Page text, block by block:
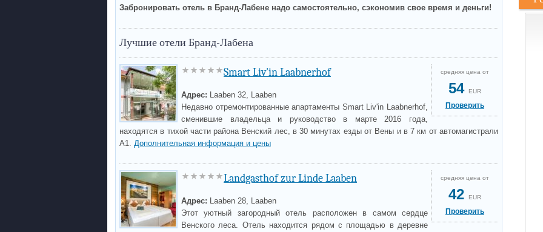
Забронировать отель в Бранд-Лабене надо самостоятельно, сэкономив свое время и деньги!
Лучшие отели Бранд-Лабена
средняя цена от
54 EUR
Проверить
Smart Liv'in Laabnerhof
Адрес: Laaben 32, Laaben
Недавно отремонтированные апартаменты Smart Liv'in Laabnerhof,
сменившие владельца и руководство в марте 2016 года,
находятся в тихой части района Венский лес, в 30 минутах езды от Вены и в 7 км от автомагистрали
A1. Дополнительная информация и цены
средняя цена от
42 EUR
Проверить
Landgasthof zur Linde Laaben
Адрес: Laaben 28, Laaben
Этот уютный загородный отель расположен в самом сердце
Венского леса. Отель находится рядом с площадью в деревне